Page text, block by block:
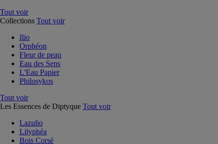
Tout voir
Collections Tout voir
Ilio
Orphéon
Fleur de peau
Eau des Sens
L'Eau Papier
Philosykos
Tout voir
Les Essences de Diptyque Tout voir
Lazulio
Lilyphéa
Bois Corsé